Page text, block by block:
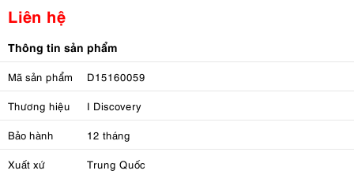
Liên hệ
Thông tin sản phẩm
Mã sản phẩm D15160059
Thương hiệu I Discovery
Bảo hành 12 tháng
Xuất xứ Trung Quốc